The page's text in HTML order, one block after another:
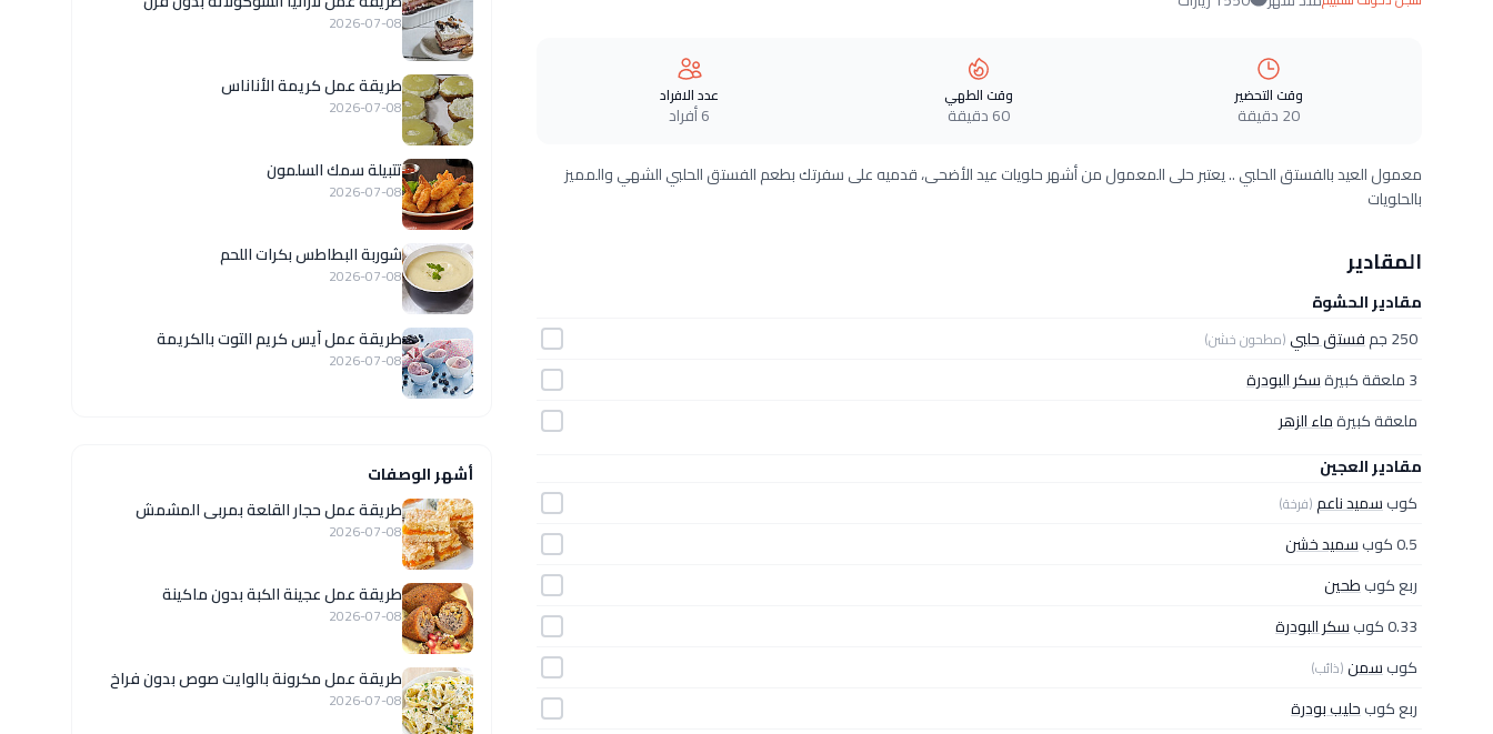
وقت التحضير
20 دقيقة
وقت الطهي
60 دقيقة
عدد الافراد
6 أفراد
معمول العيد بالفستق الحلبي .. يعتبر حلى المعمول من أشهر حلويات عيد الأضحى، قدميه على سفرتك بطعم الفستق الحلبي الشهي والمميز
بالحلويات
المقادير
مقادير الحشوة
250 جم
فستق حلبي (مطحون خشن)
3 ملعقة كبيرة
سكر البودرة
ملعقة كبيرةماء الزهر
مقادير العجين
كوبسميد ناعم(فرخة)
0.5 كوب
سميد خشن
ربع كوبطحين
0.33 كوب
سكر البودرة
كوبسمن(ذائب)
ربع كوبحليب بودرة
2026-07-08
طريقة عمل كريمة الأناناس
2026-07-08
تتبيلة سمك السلمون
2026-07-08
شوربة البطاطس بكرات اللحم
2026-07-08
طريقة عمل آيس كريم التوت بالكريمة
2026-07-08
أشهر الوصفات
طريقة عمل حجار القلعة بمربى المشمش
2026-07-08
طريقة عمل عجينة الكبة بدون ماكينة
2026-07-08
طريقة عمل مكرونة بالوايت صوص بدون فراخ
2026-07-08